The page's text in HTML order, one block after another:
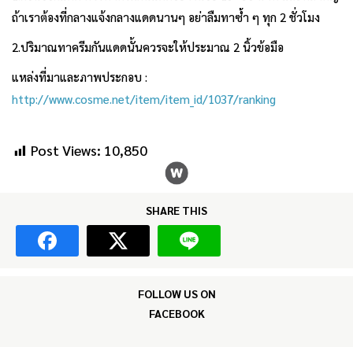
ถ้าเราต้องที่กลางแจ้งกลางแดดนานๆ อย่าลืมทาซ้ำ ๆ ทุก 2 ชั่วโมง
2.ปริมาณทาครีมกันแดดนั้นควรจะให้ประมาณ 2 นิ้วข้อมือ
แหล่งที่มาและภาพประกอบ :
http://www.cosme.net/item/item_id/1037/ranking
Post Views: 10,850
SHARE THIS
FOLLOW US ON
FACEBOOK